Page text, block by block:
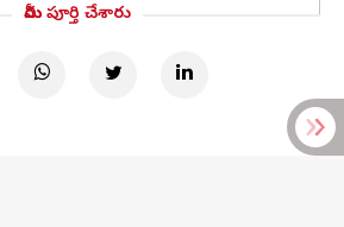
మీరు పూర్తి చేశారు